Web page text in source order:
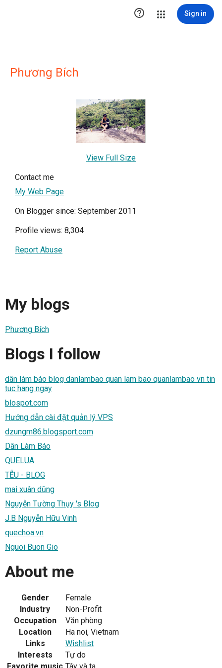
 Sign in
Phương Bích
View Full Size
Contact me
My Web Page
On Blogger since: September 2011
Profile views: 8,304
Report Abuse
My blogs
Phương Bích
Blogs I follow
dân làm báo blog danlambao quan lam bao quanlambao vn tin
tuc hang ngay
blospot.com
Hướng dẫn cài đặt quản lý VPS
dzungm86.blogsport.com
Dân Làm Báo
QUELUA
TỄU - BLOG
mai xuân dũng
Nguyễn Tường Thụy 's Blog
J.B Nguyễn Hữu Vinh
quechoa.vn
Nguoi Buon Gio
About me
Gender
Female
Industry
Non-Profit
Occupation
Văn phòng
Location
Ha noi, Vietnam
Links
Wishlist
Interests
Tự do